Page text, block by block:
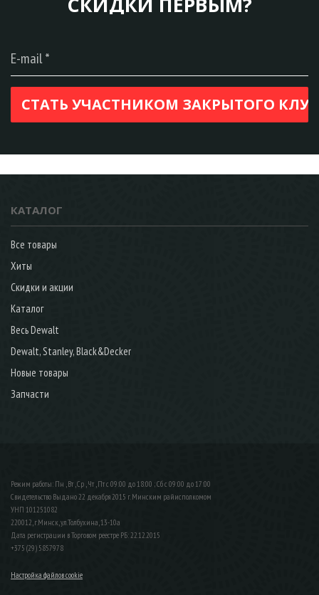
КАТАЛОГ
Все товары
Хиты
Скидки и акции
Каталог
Весь Dewalt
Dewalt, Stanley, Black&Decker
Новые товары
Запчасти
Режим работы: Пн , Вт , Ср , Чт , Пт c 09:00 до 18:00 ; Сб c 09:00 до 17:00
Свидетельство Выдано 22 декабря 2015 г. Минским райисполкомом
УНП 101251082
220012, г.Минск, ул.Толбухина, 13-10а
Дата регистрации в Торговом реестре РБ: 22.12.2015
+375 (29) 5857978
Настройка файлов cookie